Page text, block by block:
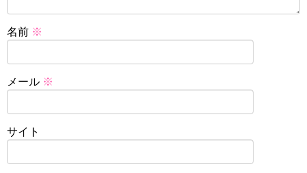
名前 ※
メール ※
サイト